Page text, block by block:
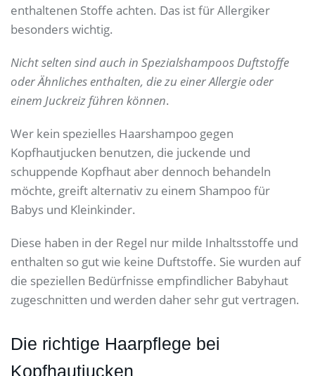
enthaltenen Stoffe achten. Das ist für Allergiker
besonders wichtig.
Nicht selten sind auch in Spezialshampoos Duftstoffe
oder Ähnliches enthalten, die zu einer Allergie oder
einem Juckreiz führen können.
Wer kein spezielles Haarshampoo gegen
Kopfhautjucken benutzen, die juckende und
schuppende Kopfhaut aber dennoch behandeln
möchte, greift alternativ zu einem Shampoo für
Babys und Kleinkinder.
Diese haben in der Regel nur milde Inhaltsstoffe und
enthalten so gut wie keine Duftstoffe. Sie wurden auf
die speziellen Bedürfnisse empfindlicher Babyhaut
zugeschnitten und werden daher sehr gut vertragen.
Die richtige Haarpflege bei
Kopfhautjucken